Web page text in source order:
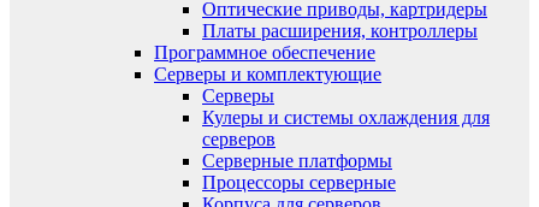
Оптические приводы, картридеры
Платы расширения, контроллеры
Программное обеспечение
Серверы и комплектующие
Серверы
Кулеры и системы охлаждения для
серверов
Серверные платформы
Процессоры серверные